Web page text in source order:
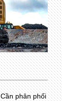
phân phối